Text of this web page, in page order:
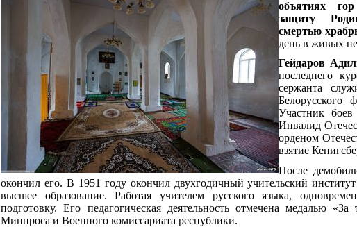
объятиях
защиту
смертью
день в живых
Гейдаров
последнего
сержанта
Белорусского
Участник
Инвалид
орденом
взятие
После
окончил его. В 1951 году окончил двухгодичный учительский
высшее образование. Работая учителем русского языка,
подготовку. Его педагогическая деятельность отмечена медалью
Минпроса и Военного комиссариата республики.